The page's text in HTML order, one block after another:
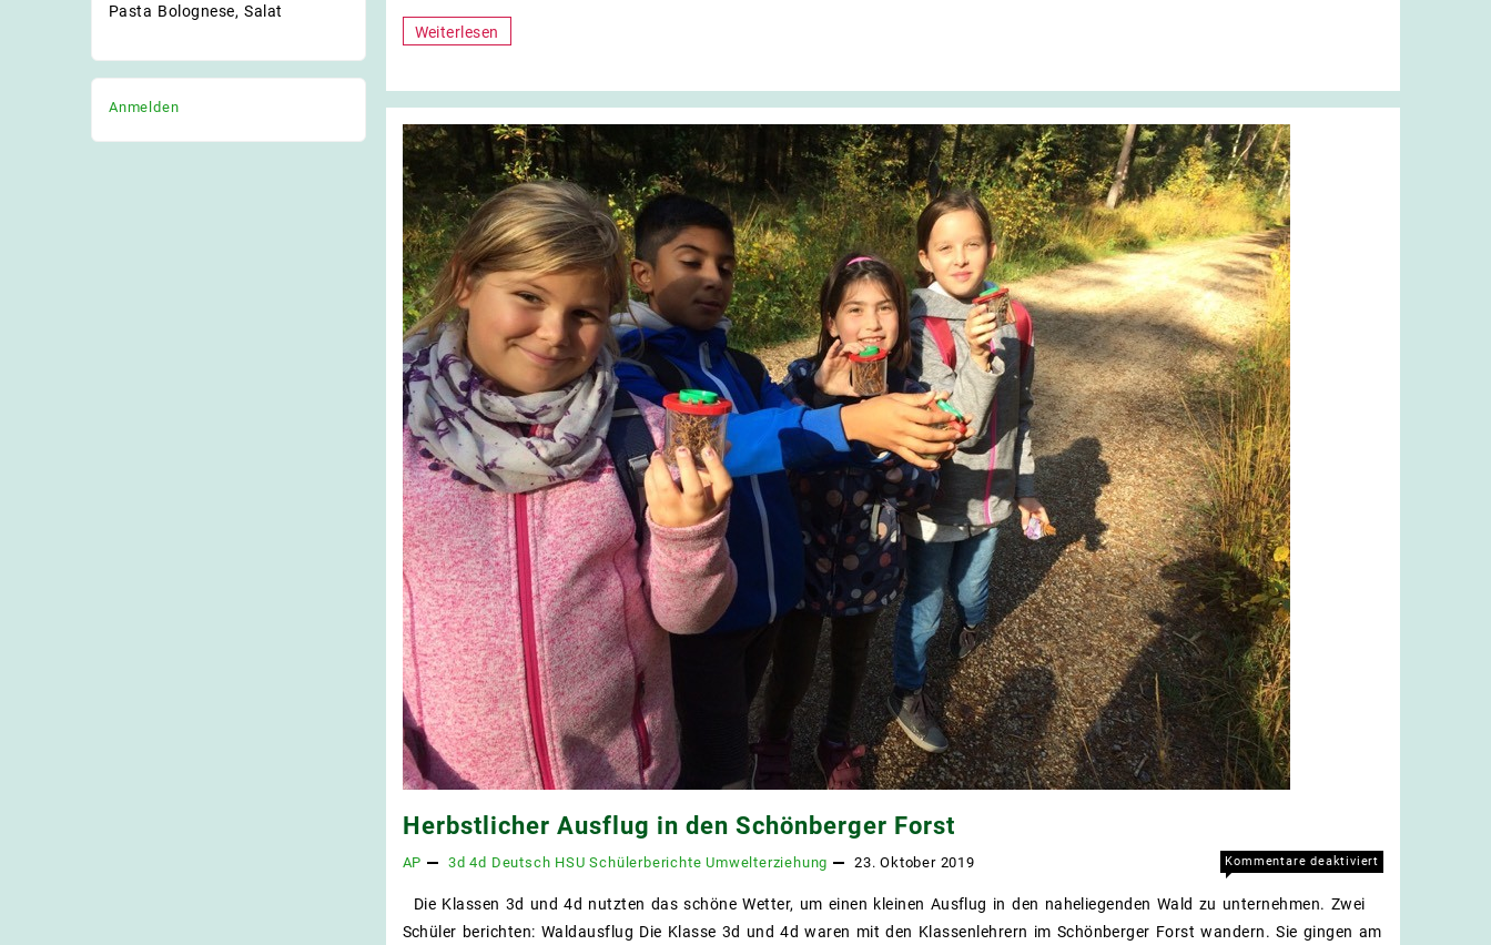
Kunigundenfest
Weiterlesen
Herbstlicher Ausflug in den Schönberger Forst
AP 3d 4d Deutsch HSU Schülerberichte Umwelterziehung 23. Oktober 2019 Kommentare deaktiviertfür
in
Die Klassen 3d und 4d nutzten das schöne Wetter, um einen kleinen Ausflug in den naheliegenden Wald zu unternehmen. Zwei
Schüler berichten: Waldausflug Die Klasse 3d und 4d waren mit den Klassenlehrern im Schönberger Forst wandern. Sie gingen am
Pasta Bolognese, Salat
Anmelden